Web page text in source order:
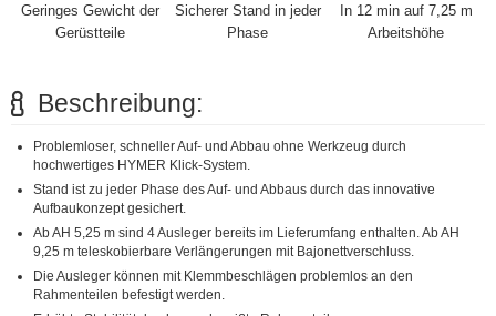
Geringes Gewicht der
Gerüstteile
Sicherer Stand in jeder
Phase
In 12 min auf 7,25 m
Arbeitshöhe
Beschreibung:
Problemloser, schneller Auf- und Abbau ohne Werkzeug durch
hochwertiges HYMER Klick-System.
Stand ist zu jeder Phase des Auf- und Abbaus durch das innovative
Aufbaukonzept gesichert.
Ab AH 5,25 m sind 4 Ausleger bereits im Lieferumfang enthalten. Ab AH
9,25 m teleskobierbare Verlängerungen mit Bajonettverschluss.
Die Ausleger können mit Klemmbeschlägen problemlos an den
Rahmenteilen befestigt werden.